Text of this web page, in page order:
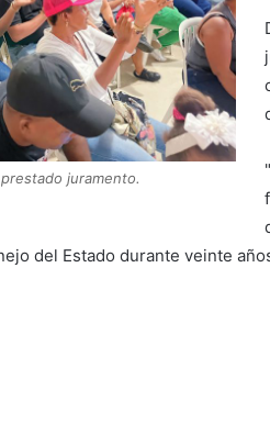
juramento.
del Estado durante veinte